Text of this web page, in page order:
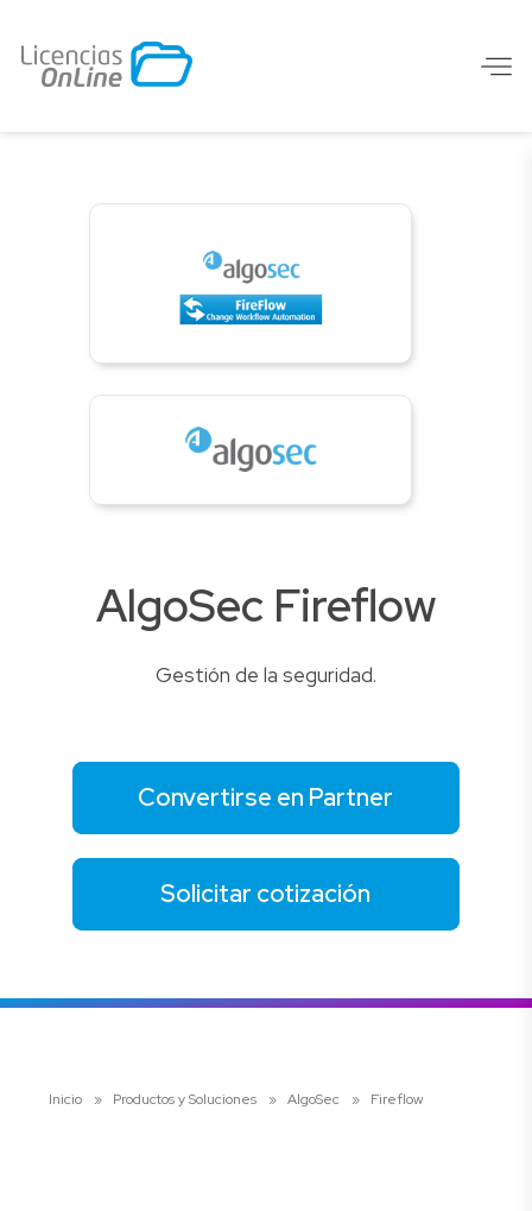
AlgoSec Fireflow
Gestión de la seguridad.
Convertirse en Partner
Solicitar cotización
Inicio » Productos y Soluciones » AlgoSec » Fireflow